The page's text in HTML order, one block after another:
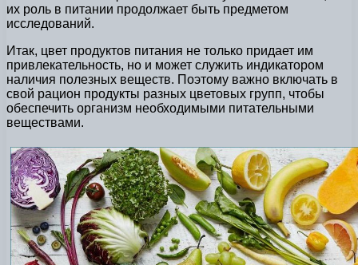
их роль в питании продолжает быть предметом
исследований.
Итак, цвет продуктов питания не только придает им
привлекательность, но и может служить индикатором
наличия полезных веществ. Поэтому важно включать в
свой рацион продукты разных цветовых групп, чтобы
обеспечить организм необходимыми питательными
веществами.